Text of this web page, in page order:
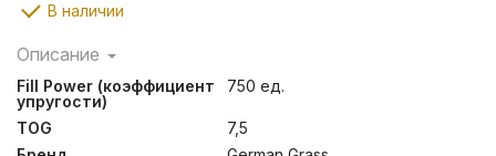
В наличии
Описание
Коллекция Air Down Grass полностью соответствует
своему названию: необыкновенная легкость и
воздушность изделий обусловлена сочетанием
тончайшего хлопкового батиста (Fine batiste) высокой
плотности и отборного гусиного пуха. Одеяла
Fill Power (коэффициент
упругости)
750 ед.
TOG
7,5